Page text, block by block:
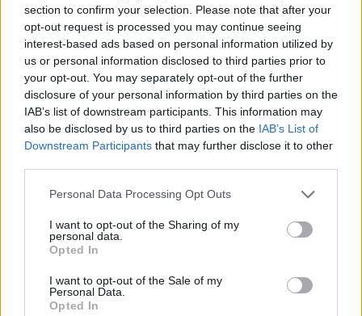
section to confirm your selection. Please note that after your
opt-out request is processed you may continue seeing
interest-based ads based on personal information utilized by
us or personal information disclosed to third parties prior to
your opt-out. You may separately opt-out of the further
disclosure of your personal information by third parties on the
IAB’s list of downstream participants. This information may
also be disclosed by us to third parties on the IAB’s List of
Downstream Participants that may further disclose it to other
Personal Data Processing Opt Outs
I want to opt-out of the Sharing of my
personal data.
Opted In
I want to opt-out of the Sale of my
Personal Data.
Opted In